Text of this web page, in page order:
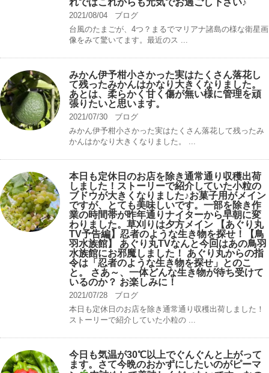
れではこれからも元気でお過ごし下さい♪
2021/08/04
ブログ
台風のたまごが、4つ？まるでマリアナ諸島の様な衛星画
像をみて驚いてます。最近のス ...
みかん伊予柑小さかった実はたくさん落花し
て残ったみかんはかなり大きくなりました。
あとは、柔らかく甘く傷が無い様に管理を頑
張りたいと思います。
2021/07/30
ブログ
みかん伊予柑小さかった実はたくさん落花して残ったみ
かんはかなり大きくなりました。 ...
本日も定休日のお店を除き通常通り収穫出荷
しました！ストーリーで紹介していた小粒の
ブドウが大きくなりました♪お菓子用がメイン
ですが、とても美味しいです。一部を除き作
業の時間帯が昨年通りナイターから早朝に変
わりました。草刈りは夕方メイン 【あぐり丸
TV予告編】忍者のような生き物を探せ！【鳥
羽水族館】 あぐり丸TVなんと今回はあの鳥羽
水族館にお邪魔しました！ あぐり丸からの指
令は「忍者のような生き物を探せ」とのこ
と。 さあ～、一体どんな生き物が待ち受けて
いるのか？ お楽しみに！
2021/07/28
ブログ
本日も定休日のお店を除き通常通り収穫出荷しました！
ストーリーで紹介していた小粒の ...
今日も気温が30℃以上でぐんぐんと上がって
ます。さて今晩のおかずにしたいのがピーマ